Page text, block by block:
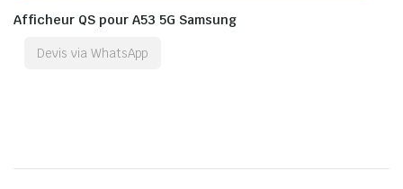
Afficheur QS pour A53 5G Samsung
Devis via WhatsApp